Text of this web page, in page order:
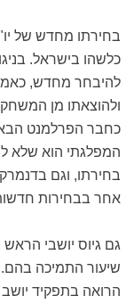
בחירתו מחדש של
כלשהו בישראל.
להיבחר מחדש,
ולהוצאתו מן המשחק
כחבר הפרלמנט הבא
המפלגתי הוא שלא
בחירתו, וגם
אחר בבחירות
גם גיוס יושבי
שיעור התמיכה
הרואה בתפקיד